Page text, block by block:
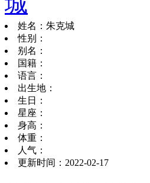
姓名：朱克城
性别：
别名：
国籍：
语言：
出生地：
生日：
星座：
身高：
体重：
人气：
更新时间：2022-02-17